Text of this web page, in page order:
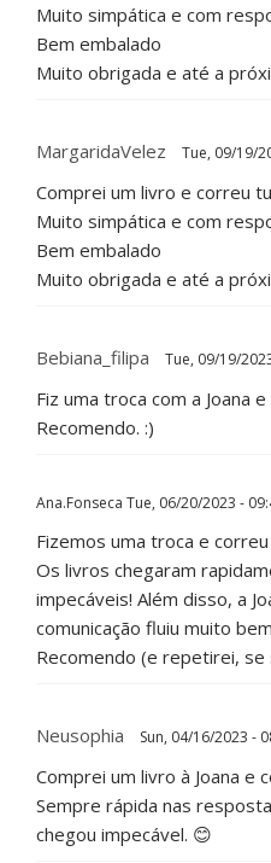
Muito simpática e com
Bem embalado
Muito obrigada e até a
MargaridaVelez Tue, 09/19/
Comprei um livro e correu
Muito simpática e com
Bem embalado
Muito obrigada e até a
Bebiana_filipa Tue, 09/19/
Fiz uma troca com a Joana
Recomendo. :)
Ana.Fonseca Tue, 06/20/2023 -
Fizemos uma troca e
Os livros chegaram
impecáveis! Além disso, a
comunicação fluiu muito
Recomendo (e repetirei,
Neusophia Sun, 04/16/2023 -
Comprei um livro à Joana e
Sempre rápida nas
chegou impecável. 😊